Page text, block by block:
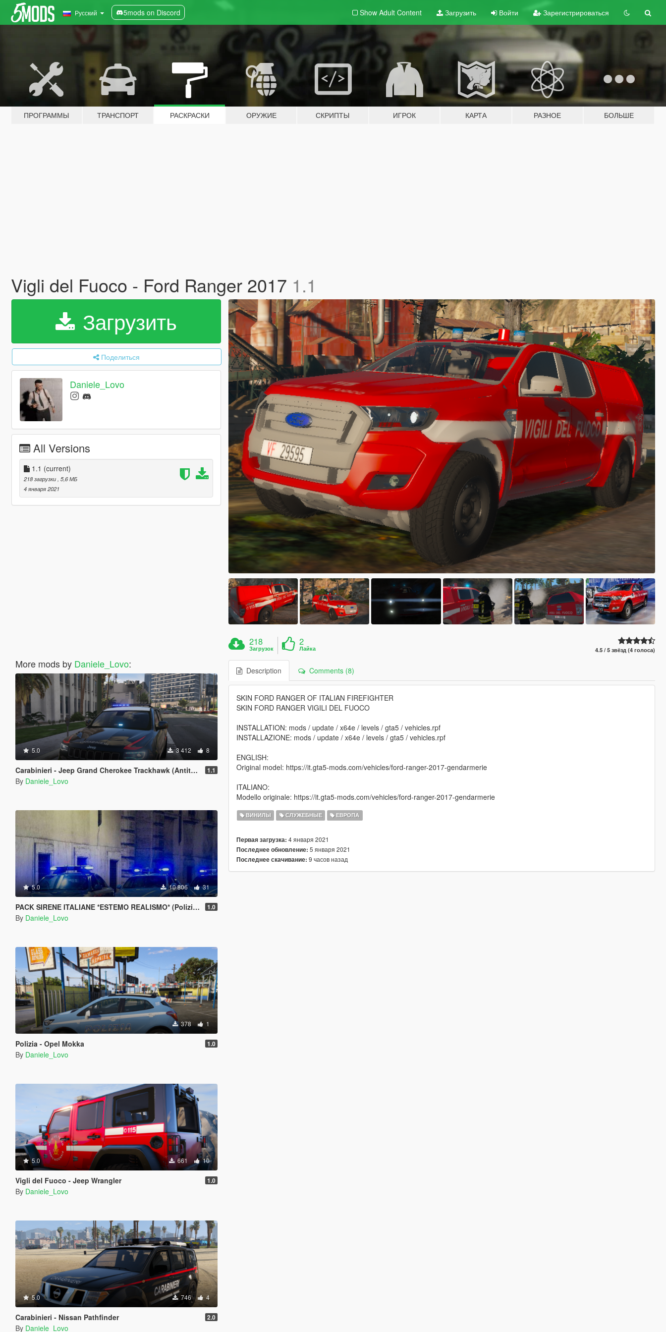
Русский 5mods on Discord Show Adult Content Загрузить Войти Зарегистрироваться
ПРОГРАММЫ ТРАНСПОРТ РАСКРАСКИ ОРУЖИЕ СКРИПТЫ ИГРОК КАРТА РАЗНОЕ БОЛЬШЕ
Vigli del Fuoco - Ford Ranger 2017 1.1
Загрузить
Поделиться
Daniele_Lovo
All Versions
1.1 (current)
218 загрузки , 5,6 МБ
4 января 2021
More mods by Daniele_Lovo:
5.0 3 412 8
Carabinieri - Jeep Grand Cherokee Trackhawk (Antiterrorismo) 1.1
By Daniele_Lovo
5.0 10 806 31
PACK SIRENE ITALIANE *ESTEMO REALISMO* (Polizia, Carabinieri; Ambulanza e Vigili del Fuoco) 1.0
By Daniele_Lovo
378 1
Polizia - Opel Mokka 1.0
By Daniele_Lovo
5.0 661 10
Vigli del Fuoco - Jeep Wrangler 1.0
By Daniele_Lovo
5.0 746 4
Carabinieri - Nissan Pathfinder 2.0
By Daniele_Lovo
218
Загрузок
2
Лайка 4.5 / 5 звёзд (4 голоса)
Description Comments (8)
SKIN FORD RANGER OF ITALIAN FIREFIGHTER
SKIN FORD RANGER VIGILI DEL FUOCO
INSTALLATION: mods / update / x64e / levels / gta5 / vehicles.rpf
INSTALLAZIONE: mods / update / x64e / levels / gta5 / vehicles.rpf
ENGLISH:
Original model: https://it.gta5-mods.com/vehicles/ford-ranger-2017-gendarmerie
ITALIANO:
Modello originale: https://it.gta5-mods.com/vehicles/ford-ranger-2017-gendarmerie
ВИНИЛЫ СЛУЖЕБНЫЕ ЕВРОПА
Первая загрузка: 4 января 2021
Последнее обновление: 5 января 2021
Последнее скачивание: 9 часов назад